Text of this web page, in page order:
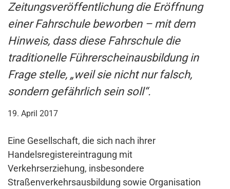
Zeitungsveröffentlichung die Eröffnung
einer Fahrschule beworben – mit dem
Hinweis, dass diese Fahrschule die
traditionelle Führerscheinausbildung in
Frage stelle, „weil sie nicht nur falsch,
sondern gefährlich sein soll“.
19. April 2017
Eine Gesellschaft, die sich nach ihrer
Handelsregistereintragung mit
Verkehrserziehung, insbesondere
Straßenverkehrsausbildung sowie Organisation